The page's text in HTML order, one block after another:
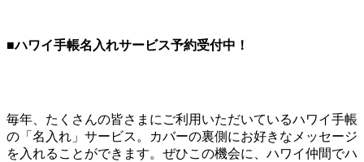
■ハワイ手帳名入れサービス予約受付中！
毎年、たくさんの皆さまにご利用いただいているハワイ手帳
の「名入れ」サービス。カバーの裏側にお好きなメッセージ
を入れることができます。ぜひこの機会に、ハワイ仲間でハ